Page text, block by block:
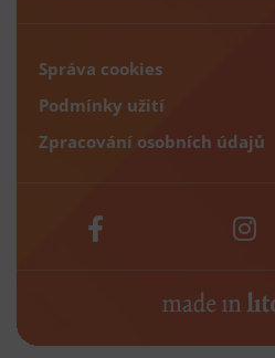
Správa cookies
Podmínky užití
Zpracování osobních údajů